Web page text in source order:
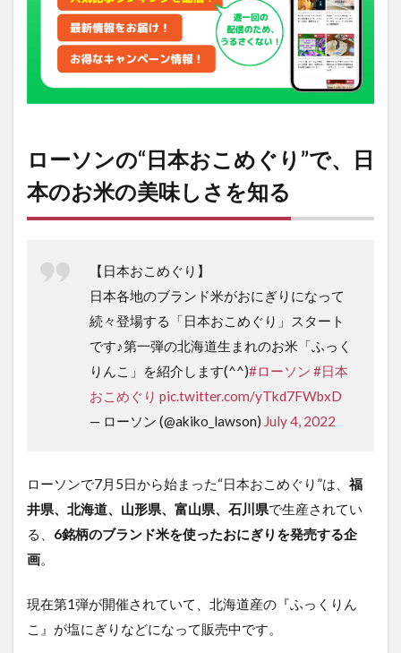
『い
れ』
と
ローソンの“日本おこめぐり”で、日
本のお米の美味しさを知る
【日本おこめぐり】
日本各地のブランド米がおにぎりになって
続々登場する「日本おこめぐり」スタート
です♪第一弾の北海道生まれのお米「ふっく
りんこ」を紹介します(^^)#ローソン #日本
おこめぐり pic.twitter.com/yTkd7FWbxD
— ローソン (@akiko_lawson) July 4, 2022
ローソンで7月5日から始まった“日本おこめぐり”は、 福
井県、北海道、山形県、富山県、石川県で生産されてい
る、 6銘柄のブランド米を使ったおにぎりを発売する企
画。
現在第1弾が開催されていて、北海道産の『ふっくりん
こ』が塩にぎりなどになって販売中です。